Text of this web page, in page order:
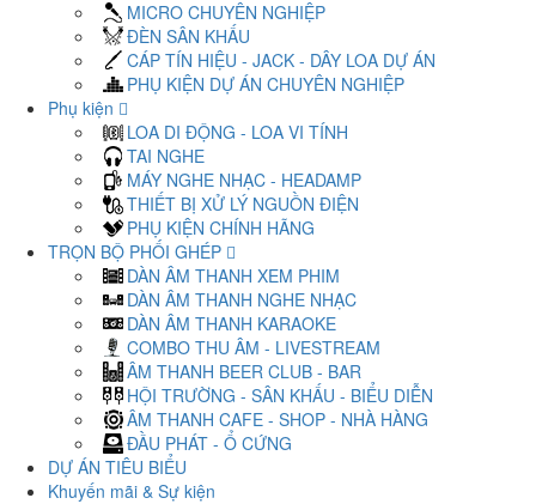
MICRO CHUYÊN NGHIỆP
ĐÈN SÂN KHẤU
CÁP TÍN HIỆU - JACK - DÂY LOA DỰ ÁN
PHỤ KIỆN DỰ ÁN CHUYÊN NGHIỆP
Phụ kiện
LOA DI ĐỘNG - LOA VI TÍNH
TAI NGHE
MÁY NGHE NHẠC - HEADAMP
THIẾT BỊ XỬ LÝ NGUỒN ĐIỆN
PHỤ KIỆN CHÍNH HÃNG
TRỌN BỘ PHỐI GHÉP
DÀN ÂM THANH XEM PHIM
DÀN ÂM THANH NGHE NHẠC
DÀN ÂM THANH KARAOKE
COMBO THU ÂM - LIVESTREAM
ÂM THANH BEER CLUB - BAR
HỘI TRƯỜNG - SÂN KHẤU - BIỂU DIỄN
ÂM THANH CAFE - SHOP - NHÀ HÀNG
ĐẦU PHÁT - Ổ CỨNG
DỰ ÁN TIÊU BIỂU
Khuyến mãi & Sự kiện